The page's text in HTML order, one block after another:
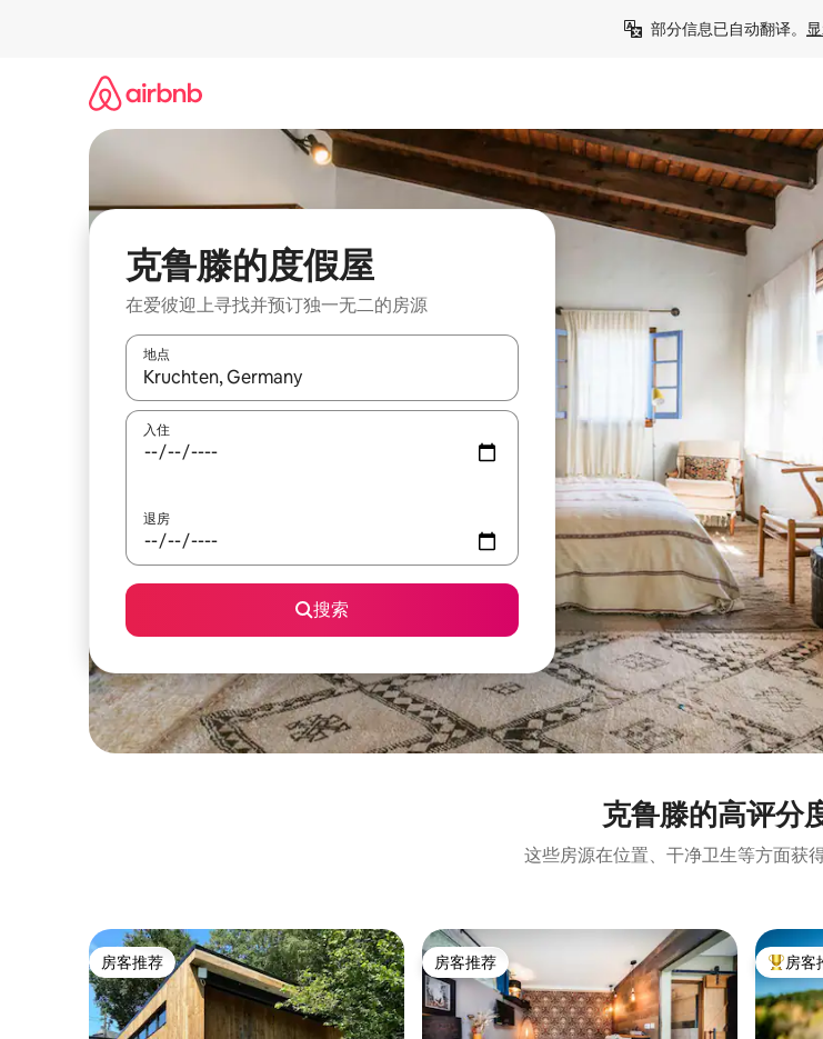
部分信息已自动翻译。
克鲁滕的度假屋
在爱彼迎上寻找并预订独一无二的房源
地点
如有搜索结果，请使用上下方向键查看，或通过点击或滑动手势浏览。
入住
退房
搜索
克鲁滕的高评分
这些房源在位置、干净卫生等方面获
房客推荐
房客推荐 房客推荐
房客推荐 热门「
房客